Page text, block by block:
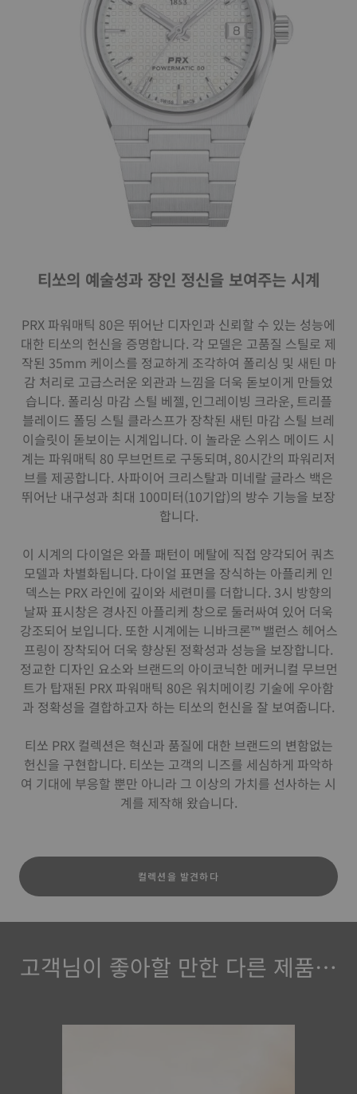
티쏘의 예술성과 장인 정신을 보여주는 시계
PRX 파워매틱 80은 뛰어난 디자인과 신뢰할 수 있는 성능에
대한 티쏘의 헌신을 증명합니다. 각 모델은 고품질 스틸로 제
작된 35mm 케이스를 정교하게 조각하여 폴리싱 및 새틴 마
감 처리로 고급스러운 외관과 느낌을 더욱 돋보이게 만들었
습니다. 폴리싱 마감 스틸 베젤, 인그레이빙 크라운, 트리플
블레이드 폴딩 스틸 클라스프가 장착된 새틴 마감 스틸 브레
이슬릿이 돋보이는 시계입니다. 이 놀라운 스위스 메이드 시
계는 파워매틱 80 무브먼트로 구동되며, 80시간의 파워리저
브를 제공합니다. 사파이어 크리스탈과 미네랄 글라스 백은
뛰어난 내구성과 최대 100미터(10기압)의 방수 기능을 보장
합니다.
이 시계의 다이얼은 와플 패턴이 메탈에 직접 양각되어 쿼츠
모델과 차별화됩니다. 다이얼 표면을 장식하는 아플리케 인
덱스는 PRX 라인에 깊이와 세련미를 더합니다. 3시 방향의
날짜 표시창은 경사진 아플리케 창으로 둘러싸여 있어 더욱
강조되어 보입니다. 또한 시계에는 니바크론™ 밸런스 헤어스
프링이 장착되어 더욱 향상된 정확성과 성능을 보장합니다.
정교한 디자인 요소와 브랜드의 아이코닉한 메커니컬 무브먼
트가 탑재된 PRX 파워매틱 80은 워치메이킹 기술에 우아함
과 정확성을 결합하고자 하는 티쏘의 헌신을 잘 보여줍니다.
티쏘 PRX 컬렉션은 혁신과 품질에 대한 브랜드의 변함없는
헌신을 구현합니다. 티쏘는 고객의 니즈를 세심하게 파악하
여 기대에 부응할 뿐만 아니라 그 이상의 가치를 선사하는 시
계를 제작해 왔습니다.
컬렉션을 발견하다
고객님이 좋아할 만한 다른 제품…